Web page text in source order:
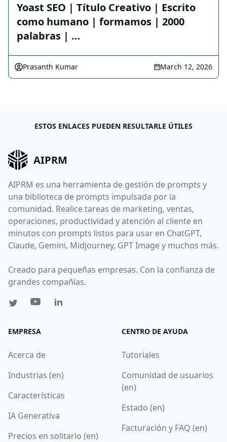
Yoast SEO | Título Creativo | Escrito
como humano | formamos | 2000
palabras | …
Prasanth Kumar March 12, 2026
ESTOS ENLACES PUEDEN RESULTARLE ÚTILES
AIPRM
AIPRM es una herramienta de gestión de prompts y
una biblioteca de prompts impulsada por la
comunidad. Realice tareas de marketing, ventas,
operaciones, productividad y atención al cliente en
minutos con prompts listos para usar en ChatGPT,
Claude, Gemini, Midjourney, GPT Image y muchos más.
Creado para pequeñas empresas. Con la confianza de
grandes compañías.
EMPRESA
Acerca de
Industrias (en)
Características
IA Generativa
Precios en solitario (en)
CENTRO DE AYUDA
Tutoriales
Comunidad de usuarios
(en)
Estado (en)
Facturación y FAQ (en)